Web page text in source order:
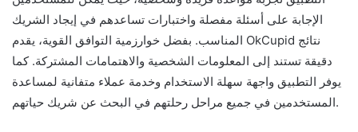
الإجابة على أسئلة مفصلة واختبارات تساعدهم في إيجاد الشريك
المناسب. بفضل خوارزمية التوافق القوية، يقدم OkCupid نتائج
دقيقة تستند إلى المعلومات الشخصية والاهتمامات المشتركة. كما
يوفر التطبيق واجهة سهلة الاستخدام وخدمة عملاء متفانية لمساعدة
المستخدمين في جميع مراحل رحلتهم في البحث عن شريك حياتهم.